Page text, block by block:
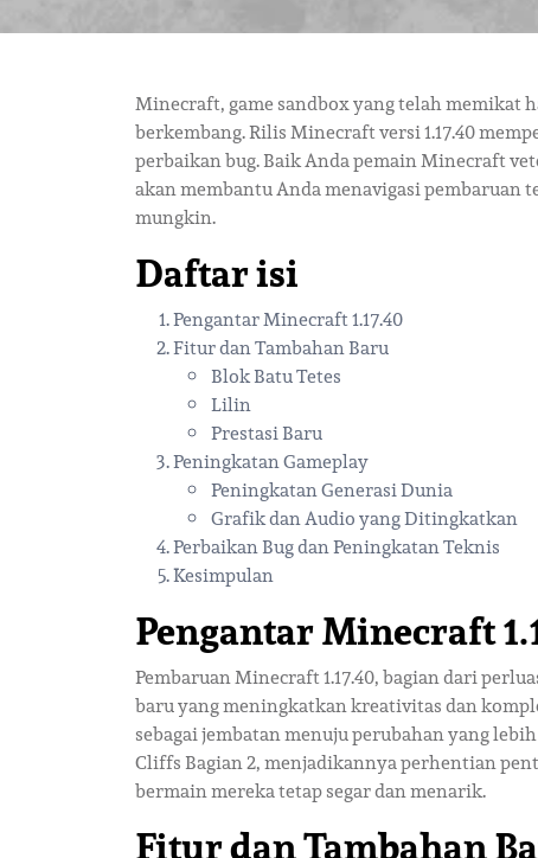
Minecraft, game sandbox yang telah memikat
berkembang. Rilis Minecraft versi 1.17.40
perbaikan bug. Baik Anda pemain Minecraft
akan membantu Anda menavigasi
mungkin.
Daftar isi
Pengantar Minecraft 1.17.40
Fitur dan Tambahan Baru
Blok Batu Tetes
Lilin
Prestasi Baru
Peningkatan Gameplay
Peningkatan Generasi Dunia
Grafik dan Audio yang Ditingkatkan
Perbaikan Bug dan Peningkatan Teknis
Kesimpulan
Pengantar Minecraft
Pembaruan Minecraft 1.17.40, bagian dari
baru yang meningkatkan kreativitas dan
sebagai jembatan menuju perubahan yang
Cliffs Bagian 2, menjadikannya perhentian
bermain mereka tetap segar dan menarik.